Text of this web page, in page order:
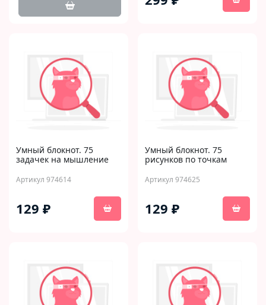
Умный блокнот. 75
задачек на мышление
Артикул 974614
129 ₽
Умный блокнот. 75
рисунков по точкам
Артикул 974625
129 ₽